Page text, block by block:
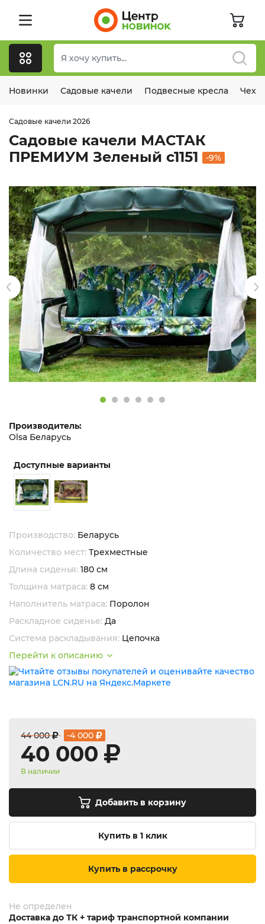
Новинки Садовые качели Подвесные кресла
Садовые качели 2026
Садовые качели МАСТАК
ПРЕМИУМ Зеленый с1151
-9%
Производитель:
Olsa Беларусь
Доступные варианты
Производство: Беларусь
Количество мест: Трехместные
Длина сиденья: 180 см
Толщина матраса: 8 см
Наполнитель матраса: Поролон
Раскладное сиденье: Да
Система раскладывания: Цепочка
Перейти к описанию
44 000 -4 000
40 000
В наличии
Добавить в корзину
Купить в 1 клик
Купить в рассрочку
Не определен
Доставка до ТК + тариф транспортной компании